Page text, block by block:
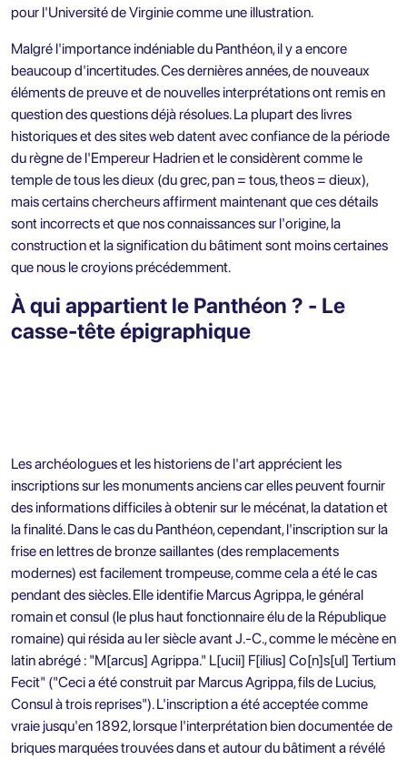
pour l'Université de Virginie comme une illustration.
Malgré l'importance indéniable du Panthéon, il y a encore
beaucoup d'incertitudes. Ces dernières années, de nouveaux
éléments de preuve et de nouvelles interprétations ont remis en
question des questions déjà résolues. La plupart des livres
historiques et des sites web datent avec confiance de la période
du règne de l'Empereur Hadrien et le considèrent comme le
temple de tous les dieux (du grec, pan = tous, theos = dieux),
mais certains chercheurs affirment maintenant que ces détails
sont incorrects et que nos connaissances sur l'origine, la
construction et la signification du bâtiment sont moins certaines
que nous le croyions précédemment.
À qui appartient le Panthéon ? - Le
casse-tête épigraphique
Les archéologues et les historiens de l'art apprécient les
inscriptions sur les monuments anciens car elles peuvent fournir
des informations difficiles à obtenir sur le mécénat, la datation et
la finalité. Dans le cas du Panthéon, cependant, l'inscription sur la
frise en lettres de bronze saillantes (des remplacements
modernes) est facilement trompeuse, comme cela a été le cas
pendant des siècles. Elle identifie Marcus Agrippa, le général
romain et consul (le plus haut fonctionnaire élu de la République
romaine) qui résida au Ier siècle avant J.-C., comme le mécène en
latin abrégé : "M[arcus] Agrippa." L[ucii] F[ilius] Co[n]s[ul] Tertium
Fecit" ("Ceci a été construit par Marcus Agrippa, fils de Lucius,
Consul à trois reprises"). L'inscription a été acceptée comme
vraie jusqu'en 1892, lorsque l'interprétation bien documentée de
briques marquées trouvées dans et autour du bâtiment a révélé